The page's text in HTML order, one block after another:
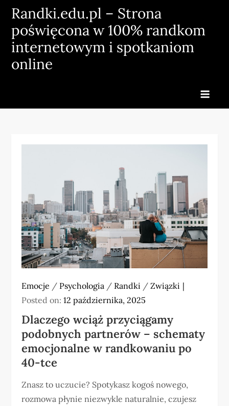
Skip
content
Randki.edu.pl – Strona
poświęcona w 100% randkom
internetowym i spotkaniom
online
Emocje / Psychologia / Randki /Związki
Posted on:12 października, 2025
Dlaczego wciąż przyciągamy
podobnych partnerów – schematy
emocjonalne w randkowaniu po
40-tce
Znasz to uczucie? Spotykasz kogoś nowego,
rozmowa płynie niezwykle naturalnie, czujesz